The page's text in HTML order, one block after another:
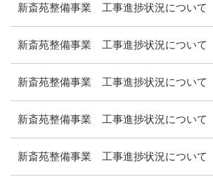
新斎苑整備事業 工事進捗状況について
新斎苑整備事業 工事進捗状況について
新斎苑整備事業 工事進捗状況について
新斎苑整備事業 工事進捗状況について
新斎苑整備事業 工事進捗状況について